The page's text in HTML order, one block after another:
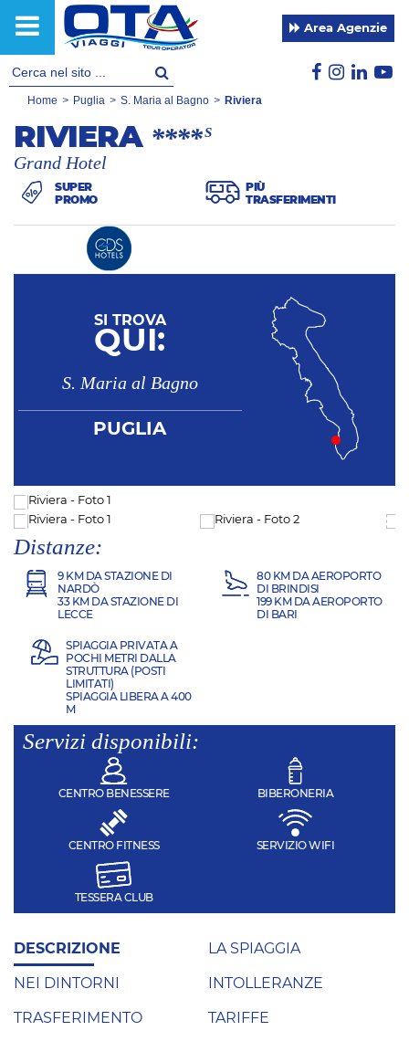
Area Agenzie
Home > Puglia > S. Maria al Bagno > Riviera
RIVIERA ****S
Grand Hotel
SUPER
PROMO
PIÙ
TRASFERIMENTI
SI TROVA
QUI:
S. Maria al Bagno
PUGLIA
Distanze:
9 KM DA STAZIONE DI
NARDÒ
33 KM DA STAZIONE DI
LECCE
80 KM DA AEROPORTO
DI BRINDISI
199 KM DA AEROPORTO
DI BARI
SPIAGGIA PRIVATA A
POCHI METRI DALLA
STRUTTURA (POSTI
LIMITATI)
SPIAGGIA LIBERA A 400
M
Servizi disponibili:
CENTRO BENESSERE BIBERONERIA
CENTRO FITNESS SERVIZIO WIFI
TESSERA CLUB
DESCRIZIONE LA SPIAGGIA
NEI DINTORNI INTOLLERANZE
TRASFERIMENTO TARIFFE